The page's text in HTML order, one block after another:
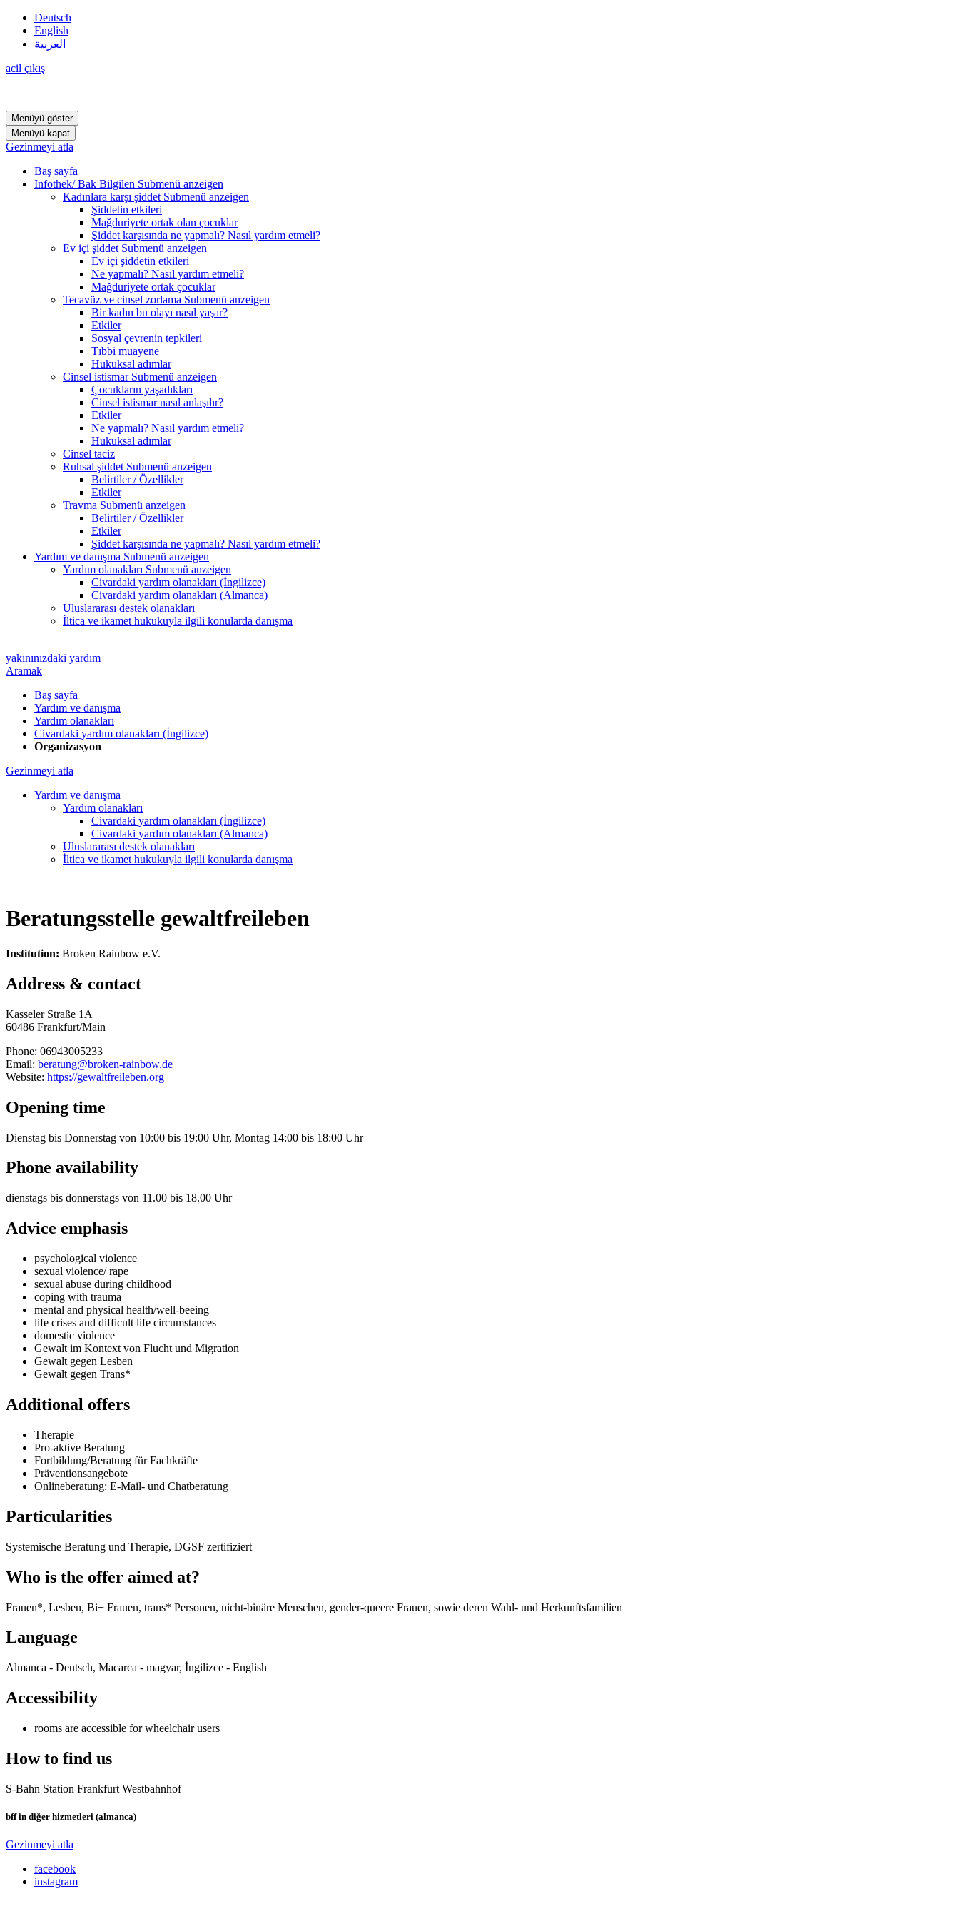
Deutsch
English
العربية
acil çıkış
Menüyü göster
Menüyü kapat
Gezinmeyi atla
Baş sayfa
Infothek/ Bak Bilgilen Submenü anzeigen
Kadınlara karşı şiddet Submenü anzeigen
Şiddetin etkileri
Mağduriyete ortak olan çocuklar
Şiddet karşısında ne yapmalı? Nasıl yardım etmeli?
Ev içi şiddet Submenü anzeigen
Ev içi şiddetin etkileri
Ne yapmalı? Nasıl yardım etmeli?
Mağduriyete ortak çocuklar
Tecavüz ve cinsel zorlama Submenü anzeigen
Bir kadın bu olayı nasıl yaşar?
Etkiler
Sosyal çevrenin tepkileri
Tıbbi muayene
Hukuksal adımlar
Cinsel istismar Submenü anzeigen
Çocukların yaşadıkları
Cinsel istismar nasıl anlaşılır?
Etkiler
Ne yapmalı? Nasıl yardım etmeli?
Hukuksal adımlar
Cinsel taciz
Ruhsal şiddet Submenü anzeigen
Belirtiler / Özellikler
Etkiler
Travma Submenü anzeigen
Belirtiler / Özellikler
Etkiler
Şiddet karşısında ne yapmalı? Nasıl yardım etmeli?
Yardım ve danışma Submenü anzeigen
Yardım olanakları Submenü anzeigen
Civardaki yardım olanakları (İngilizce)
Civardaki yardım olanakları (Almanca)
Uluslararası destek olanakları
İltica ve ikamet hukukuyla ilgili konularda danışma
yakınınızdaki yardım
Aramak
Baş sayfa
Yardım ve danışma
Yardım olanakları
Civardaki yardım olanakları (İngilizce)
Organizasyon
Gezinmeyi atla
Yardım ve danışma
Yardım olanakları
Civardaki yardım olanakları (İngilizce)
Civardaki yardım olanakları (Almanca)
Uluslararası destek olanakları
İltica ve ikamet hukukuyla ilgili konularda danışma
Beratungsstelle gewaltfreileben
Institution: Broken Rainbow e.V.
Address & contact
Kasseler Straße 1A
60486 Frankfurt/Main
Phone: 06943005233
Email: beratung@broken-rainbow.de
Website: https://gewaltfreileben.org
Opening time
Dienstag bis Donnerstag von 10:00 bis 19:00 Uhr, Montag 14:00 bis 18:00 Uhr
Phone availability
dienstags bis donnerstags von 11.00 bis 18.00 Uhr
Advice emphasis
psychological violence
sexual violence/ rape
sexual abuse during childhood
coping with trauma
mental and physical health/well-beeing
life crises and difficult life circumstances
domestic violence
Gewalt im Kontext von Flucht und Migration
Gewalt gegen Lesben
Gewalt gegen Trans*
Additional offers
Therapie
Pro-aktive Beratung
Fortbildung/Beratung für Fachkräfte
Präventionsangebote
Onlineberatung: E-Mail- und Chatberatung
Particularities
Systemische Beratung und Therapie, DGSF zertifiziert
Who is the offer aimed at?
Frauen*, Lesben, Bi+ Frauen, trans* Personen, nicht-binäre Menschen, gender-queere Frauen, sowie deren Wahl- und Herkunftsfamilien
Language
Almanca - Deutsch, Macarca - magyar, İngilizce - English
Accessibility
rooms are accessible for wheelchair users
How to find us
S-Bahn Station Frankfurt Westbahnhof
bff in diğer hizmetleri (almanca)
Gezinmeyi atla
facebook
instagram